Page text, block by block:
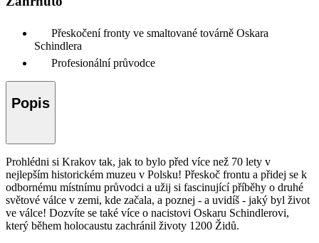
Přeskočení fronty ve smaltované továrně Oskara
Schindlera
Profesionální průvodce
Popis
Prohlédni si Krakov tak, jak to bylo před více než 70 lety v
nejlepším historickém muzeu v Polsku! Přeskoč frontu a přidej se k
odbornému místnímu průvodci a užij si fascinující příběhy o druhé
světové válce v zemi, kde začala, a poznej - a uvidíš - jaký byl život
ve válce! Dozvíte se také více o nacistovi Oskaru Schindlerovi,
který během holocaustu zachránil životy 1200 Židů.